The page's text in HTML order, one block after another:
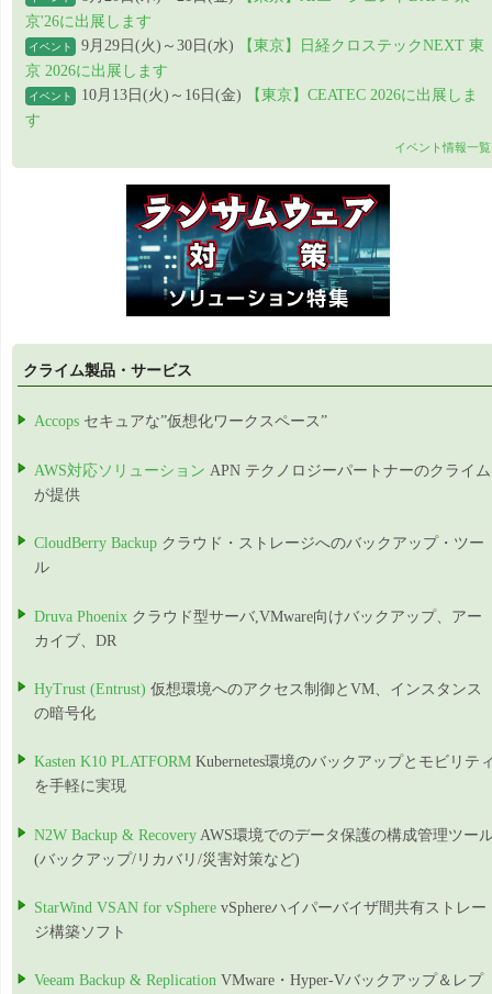
京'26に出展します
イベント 9月29日(火)～30日(水)
【東京】日経クロステックNEXT 東
京 2026に出展します
イベント 10月13日(火)～16日(金)
【東京】CEATEC 2026に出展しま
す
イベント情報一覧
クライム製品・サービス
Accops セキュアな”仮想化ワークスペース”
AWS対応ソリューション APN テクノロジーパートナーのクライム
が提供
CloudBerry Backup クラウド・ストレージへのバックアップ・ツー
ル
Druva Phoenix クラウド型サーバ,VMware向けバックアップ、アー
カイブ、DR
HyTrust (Entrust) 仮想環境へのアクセス制御とVM、インスタンス
の暗号化
Kasten K10 PLATFORM Kubernetes環境のバックアップとモビリテ
を手軽に実現
N2W Backup & Recovery AWS環境でのデータ保護の構成管理ツー
(バックアップ/リカバリ/災害対策など)
StarWind VSAN for vSphere vSphereハイパーバイザ間共有ストレー
ジ構築ソフト
Veeam Backup & Replication VMware・Hyper-Vバックアップ＆レプ